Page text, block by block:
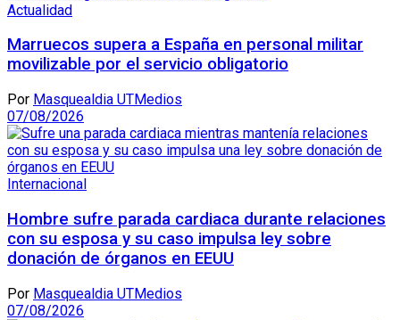
Actualidad
Marruecos supera a España en personal militar
movilizable por el servicio obligatorio
Por Masquealdia UTMedios
07/08/2026
Internacional
Hombre sufre parada cardiaca durante relaciones
con su esposa y su caso impulsa ley sobre
donación de órganos en EEUU
Por Masquealdia UTMedios
07/08/2026